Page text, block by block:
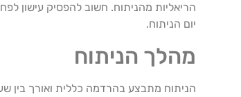
הריאליות מהניתוח. חשוב להפסיק עישון
יום הניתוח.
מהלך הניתוח
הניתוח מתבצע בהרדמה כללית ואורך בין